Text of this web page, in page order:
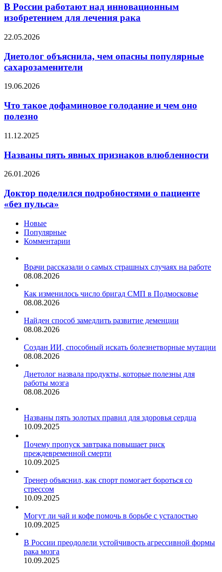
горке
работают
инновационным
для
рака
В России работают над инновационным
изобретением для лечения рака
Диетолог
чем
опасны
популярные
22.05.2026
Диетолог объяснила, чем опасны популярные
сахарозаменители
Что
дофаминовое
голодание
и
оно
19.06.2026
Что такое дофаминовое голодание и чем оно
полезно
Названы
явных
признаков
влюбленности
11.12.2025
Названы пять явных признаков влюбленности
Доктор
подробностями
о
пациенте
пульса»
26.01.2026
Доктор поделился подробностями о пациенте
«без пульса»
Новые
Популярные
Комментарии
Врачи рассказали о самых страшных случаях на работе
08.08.2026
Как изменилось число бригад СМП в Подмосковье
08.08.2026
Найден способ замедлить развитие деменции
08.08.2026
Создан ИИ, способный искать болезнетворные мутации
08.08.2026
Диетолог назвала продукты, которые полезны для
работы мозга
08.08.2026
Названы пять золотых правил для здоровья сердца
10.09.2025
Почему пропуск завтрака повышает риск
преждевременной смерти
10.09.2025
Тренер объяснил, как спорт помогает бороться со
стрессом
10.09.2025
Могут ли чай и кофе помочь в борьбе с усталостью
10.09.2025
В России преодолели устойчивость агрессивной формы
рака мозга
10.09.2025